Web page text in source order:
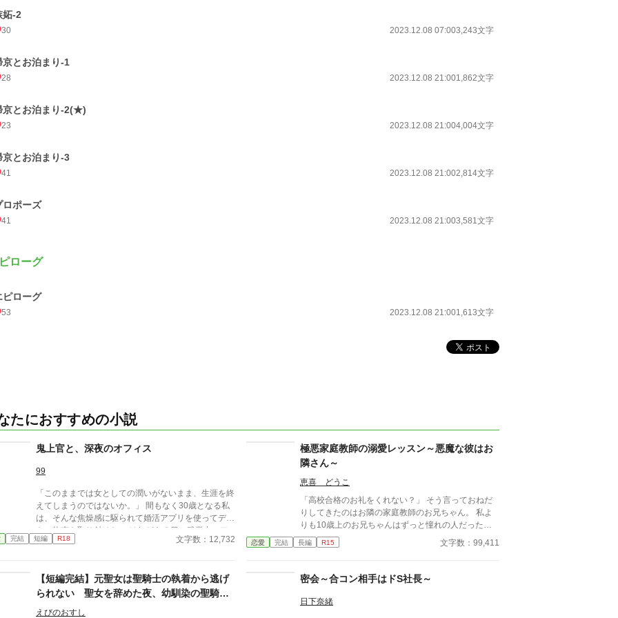
妬-2
30 2023.12.08 07:003,243文字
京とお泊まり-1
28 2023.12.08 21:001,862文字
京とお泊まり-2(★)
23 2023.12.08 21:004,004文字
京とお泊まり-3
41 2023.12.08 21:002,814文字
ロポーズ
41 2023.12.08 21:003,581文字
ローグ
ピローグ
53 2023.12.08 21:001,613文字
たにおすすめの小説
鬼上官と、深夜のオフィス
99
「このままでは女としての潤いがないまま、生涯を終
えてしまうのではないか。」 間もなく30歳となる私
は、そんな焦燥感に駆られて婚活アプリを使ってデー
トの約束を取り付けた。 けれどある日の残業中、ア
プリを操作しているところを会社の同僚の「鬼上官」
話じゃないですか。」 鬼上官な同僚に翻弄される、
深夜のオフィスでの出来事。 ※性的な事柄をモチー
完結 短編 R18 文字数：12,732
極悪家庭教師の溺愛レッスン～悪魔な彼はお
隣さん～
恵喜 どうこ
「高校合格のお礼をくれない？」 そう言っておねだ
りしてきたのはお隣の家庭教師のお兄ちゃん。 私よ
りも10歳上のお兄ちゃんはずっと憧れの人だったん
だけど、好きだという告白もないままに男女の関係に
発展してしまった私は苦しくて、どうしようもなく
た。 葵は私のことを本当はどう思ってるの？ 私は葵
されっぱなし。 こうなったら確かめなくちゃ！ 葵の
恋愛 完結 長編 R15 文字数：99,411
【短編完結】元聖女は聖騎士の執着から逃げ
られない 聖女を辞めた夜、幼馴染の聖騎士
に初めてを奪われました
えびのおすし
密会～合コン相手はドS社長～
日下奈緒